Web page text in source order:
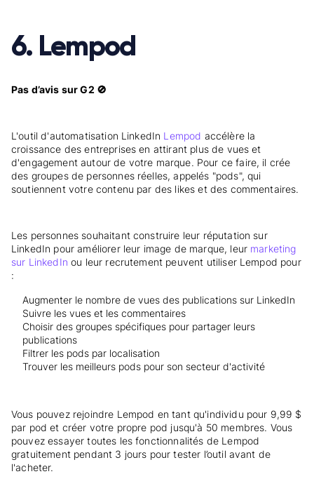
6. Lempod
Pas d’avis sur G2 🚫
L'outil d'automatisation LinkedIn Lempod accélère la
croissance des entreprises en attirant plus de vues et
d'engagement autour de votre marque. Pour ce faire, il crée
des groupes de personnes réelles, appelés "pods", qui
soutiennent votre contenu par des likes et des commentaires.
Les personnes souhaitant construire leur réputation sur
LinkedIn pour améliorer leur image de marque, leur marketing
sur LinkedIn ou leur recrutement peuvent utiliser Lempod pour
:
Augmenter le nombre de vues des publications sur LinkedIn
Suivre les vues et les commentaires
Choisir des groupes spécifiques pour partager leurs
publications
Filtrer les pods par localisation
Trouver les meilleurs pods pour son secteur d'activité
Vous pouvez rejoindre Lempod en tant qu'individu pour 9,99 $
par pod et créer votre propre pod jusqu'à 50 membres. Vous
pouvez essayer toutes les fonctionnalités de Lempod
gratuitement pendant 3 jours pour tester l’outil avant de
l'acheter.